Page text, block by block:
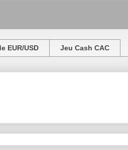
EUR/USD Jeu Cash CAC